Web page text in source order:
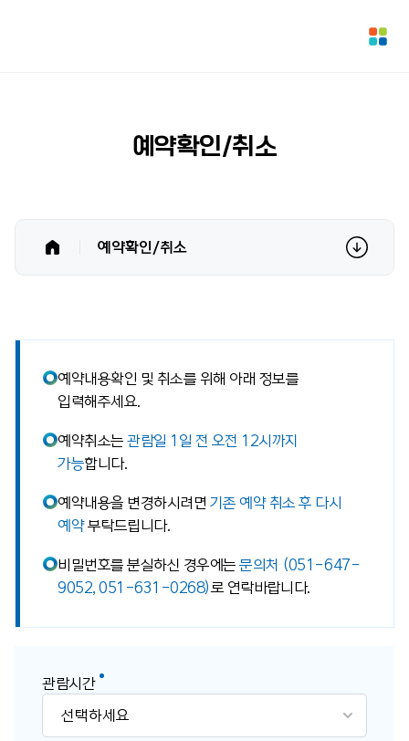
예약확인/취소
예약확인/취소
예약내용확인 및 취소를 위해 아래 정보를
입력해주세요.
예약취소는관람일 1일 전 오전 12시까지
가능합니다.
예약내용을 변경하시려면 기존 예약 취소 후 다시
예약부탁드립니다.
비밀번호를 분실하신 경우에는문의처 (051-647-
9052, 051-631-0268)로 연락바랍니다.
관람시간